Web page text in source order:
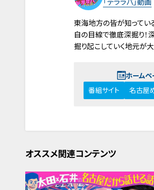
「デララバ」動画
東海地方の皆が知ってい
自の目線で徹底深掘り！
掘り起こしていく地元が
ホームペ
番組サイト
名古屋
オススメ関連コンテンツ